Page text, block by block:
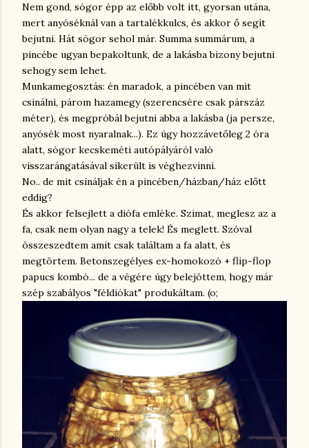
Nem gond, sógor épp az előbb volt itt, gyorsan utána,
mert anyóséknál van a tartalékkulcs, és akkor ő segít
bejutni. Hát sógor sehol már. Summa summárum, a
pincébe ugyan bepakoltunk, de a lakásba bizony bejutni
sehogy sem lehet.
Munkamegosztás: én maradok, a pincében van mit
csinálni, párom hazamegy (szerencsére csak párszáz
méter), és megpróbál bejutni abba a lakásba (ja persze,
anyósék most nyaralnak...). Ez úgy hozzávetőleg 2 óra
alatt, sógor kecskeméti autópályáról való
visszarángatásával sikerült is véghezvinni.
No.. de mit csináljak én a pincében/házban/ház előtt
eddig?
És akkor felsejlett a diófa emléke. Szimat, meglesz az a
fa, csak nem olyan nagy a telek! És meglett. Szóval
összeszedtem amit csak találtam a fa alatt, és
megtörtem. Betonszegélyes ex-homokozó + flip-flop
papucs kombó... de a végére úgy belejöttem, hogy már
szép szabályos "féldiókat" produkáltam. (o;